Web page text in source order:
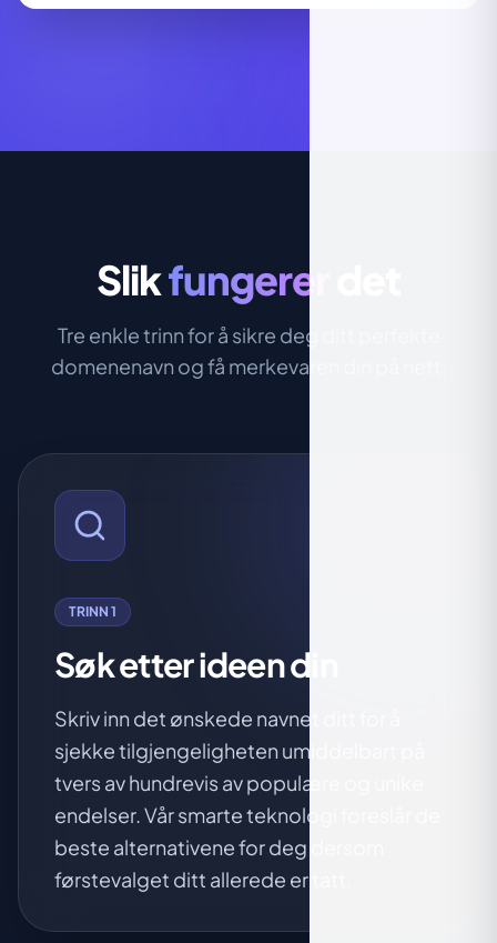
Slikfungerer
Tre enkle trinn for å sikre deg ditt perfekte
domenenavn og få merkevaren din på nett.
TRINN 1
Søk etter ideen din
Skriv inn det ønskede navnet ditt for å
sjekke tilgjengeligheten umiddelbart på
tvers av hundrevis av populære og unike
endelser. Vår smarte teknologi foreslår de
beste alternativene for deg dersom
førstevalget ditt allerede er tatt.